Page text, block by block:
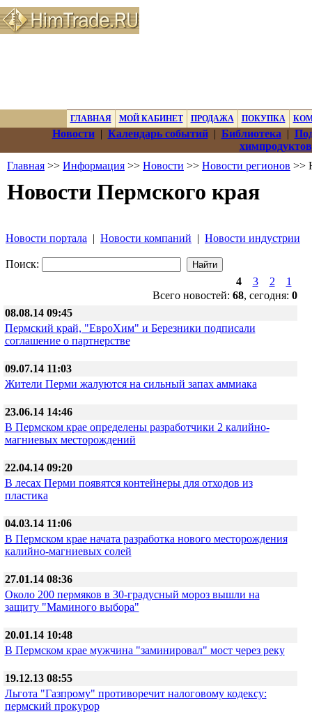
ГЛАВНАЯ МОЙ КАБИНЕТ ПРОДАЖА ПОКУПКА
Новости| Календарь событий| Библиотека |
химпродуктов
Главная >> Информация >> Новости >> Новости регионов >>
Новости Пермского края
Новости портала | Новости компаний | Новости индустрии
Поиск:
4
3 2
1
Всего новостей: 68, сегодня: 0
08.08.14 09:45
Пермский край, "ЕвроХим" и Березники подписали
соглашение о партнерстве
09.07.14 11:03
Жители Перми жалуются на сильный запах аммиака
23.06.14 14:46
В Пермском крае определены разработчики 2 калийно-
магниевых месторождений
22.04.14 09:20
В лесах Перми появятся контейнеры для отходов из
пластика
04.03.14 11:06
В Пермском крае начата разработка нового месторождения
калийно-магниевых солей
27.01.14 08:36
Около 200 пермяков в 30-градусный мороз вышли на
защиту "Маминого выбора"
20.01.14 10:48
В Пермском крае мужчина "заминировал" мост через реку
19.12.13 08:55
Льгота "Газпрому" противоречит налоговому кодексу:
пермский прокурор